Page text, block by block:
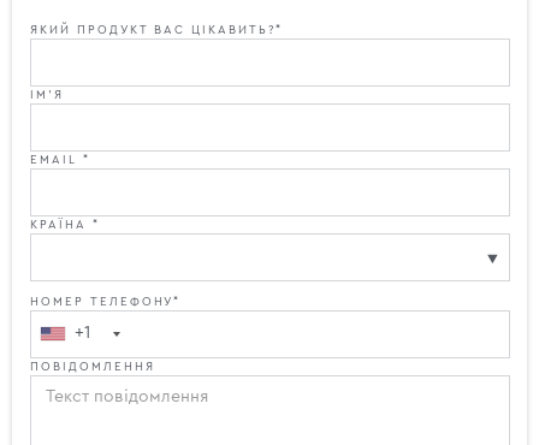
ЯКИЙ ПРОДУКТ ВАС ЦІКАВИТЬ?*
ІМ'Я
EMAIL *
КРАЇНА *
НОМЕР ТЕЛЕФОНУ*
+1
ПОВІДОМЛЕННЯ